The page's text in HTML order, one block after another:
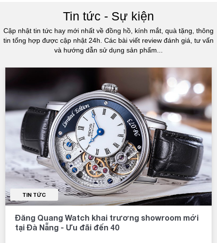
Tin tức - Sự kiện
Cập nhật tin tức hay mới nhất về đồng hồ, kính mắt, quà tặng, thông
tin tổng hợp được cập nhật 24h. Các bài viết review đánh giá, tư vấn
và hướng dẫn sử dụng sản phẩm...
TIN TỨC
Đăng Quang Watch khai trương showroom mới
tại Đà Nẵng - Ưu đãi đến 40